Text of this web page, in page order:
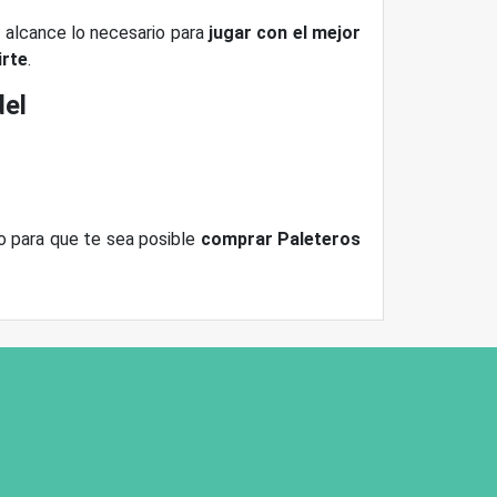
lo necesario para jugar con el mejor
.
para que te sea posible comprar Paleteros